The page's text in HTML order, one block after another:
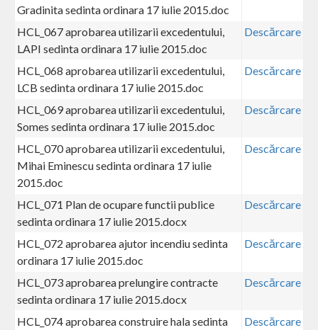
Gradinita sedinta ordinara 17 iulie 2015.doc
HCL_067 aprobarea utilizarii excedentului,
LAPI sedinta ordinara 17 iulie 2015.doc
Descărcare
HCL_068 aprobarea utilizarii excedentului,
LCB sedinta ordinara 17 iulie 2015.doc
Descărcare
HCL_069 aprobarea utilizarii excedentului,
Somes sedinta ordinara 17 iulie 2015.doc
Descărcare
HCL_070 aprobarea utilizarii excedentului,
Mihai Eminescu sedinta ordinara 17 iulie
2015.doc
Descărcare
HCL_071 Plan de ocupare functii publice
sedinta ordinara 17 iulie 2015.docx
Descărcare
HCL_072 aprobarea ajutor incendiu sedinta
ordinara 17 iulie 2015.doc
Descărcare
HCL_073 aprobarea prelungire contracte
sedinta ordinara 17 iulie 2015.docx
Descărcare
HCL_074 aprobarea construire hala sedinta
Descărcare